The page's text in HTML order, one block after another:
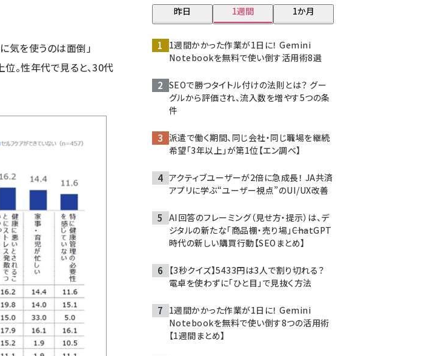
気を使うのは面倒」
。性年代で見ると、30代
昨日 1週間 1か月
1週間かかった作業が1日に！ Gemini
Notebookを無料で使い倒す活用術8選
SEOで勝つタイトル付けの法則とは？ グー
グルから評価され、流入数を増やす5つの条
件
派遣で働く期間、同じ会社・同じ職場を継続
希望「3年以上」が第1位【エン調べ】
アクティブユーザーが2倍に急成長！ JA共済
アプリに学ぶ“ユーザー視点”のUI/UX改善
AI回答のフレーミング（見せ方・提示）は、デ
ジタルの新たな「商品棚・売り場」――ChatGPT
時代の新しい購買行動【SEOまとめ】
【3秒クイズ】5433円は3人で割り切れる？
電卓を使わずに「ひと目」で見抜く方法
1週間かかった作業が1日に！ Gemini
Notebookを無料で使い倒す8つの活用術
【1週間まとめ】